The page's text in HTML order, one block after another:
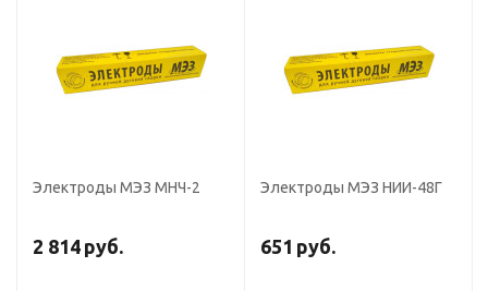
Электроды МЭЗ МНЧ-2
2 814 руб.
Электроды МЭЗ НИИ-48Г
651 руб.